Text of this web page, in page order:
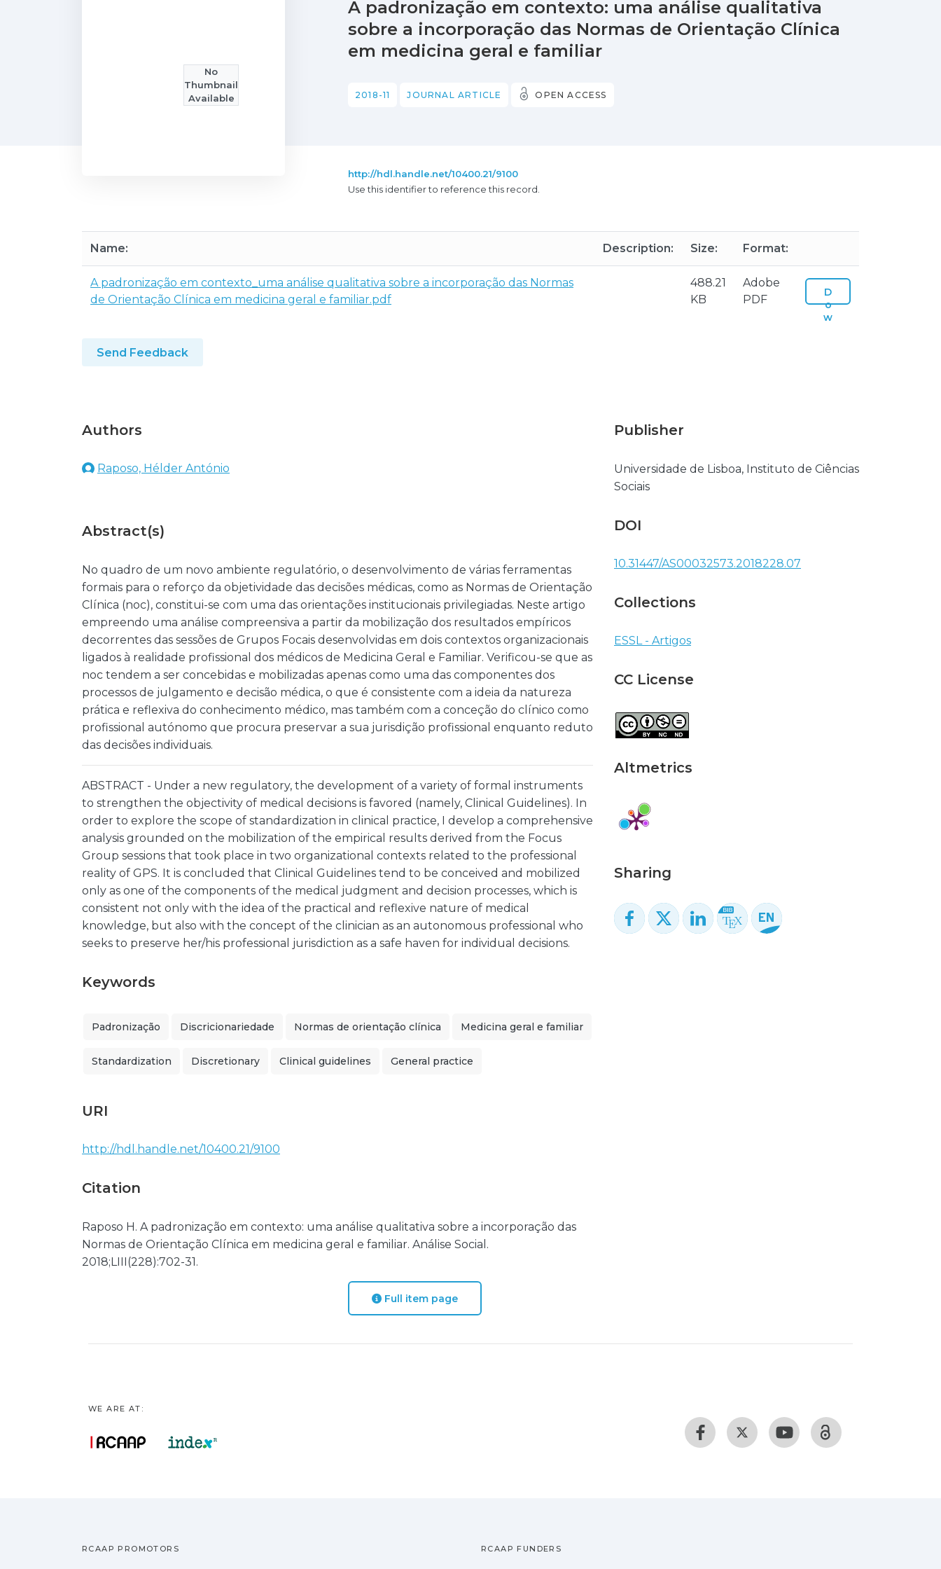
No
Thumbnail
Available
A padronização em contexto: uma análise qualitativa
sobre a incorporação das Normas de Orientação Clínica
em medicina geral e familiar
2018-11 JOURNAL ARTICLE OPEN ACCESS
http://hdl.handle.net/10400.21/9100
Use this identifier to reference this record.
Name: Description: Size: Format:
A padronização em contexto_uma análise qualitativa sobre a incorporação das Normas
de Orientação Clínica em medicina geral e familiar.pdf
488.21
KB
Adobe
PDF
D
o
w
Send Feedback
Authors
Raposo, Hélder António
Abstract(s)
No quadro de um novo ambiente regulatório, o desenvolvimento de várias ferramentas
formais para o reforço da objetividade das decisões médicas, como as Normas de Orientação
Clínica (noc), constitui-se com uma das orientações institucionais privilegiadas. Neste artigo
empreendo uma análise compreensiva a partir da mobilização dos resultados empíricos
decorrentes das sessões de Grupos Focais desenvolvidas em dois contextos organizacionais
ligados à realidade profissional dos médicos de Medicina Geral e Familiar. Verificou-se que as
noc tendem a ser concebidas e mobilizadas apenas como uma das componentes dos
processos de julgamento e decisão médica, o que é consistente com a ideia da natureza
prática e reflexiva do conhecimento médico, mas também com a conceção do clínico como
profissional autónomo que procura preservar a sua jurisdição profissional enquanto reduto
das decisões individuais.
ABSTRACT - Under a new regulatory, the development of a variety of formal instruments
to strengthen the objectivity of medical decisions is favored (namely, Clinical Guidelines). In
order to explore the scope of standardization in clinical practice, I develop a comprehensive
analysis grounded on the mobilization of the empirical results derived from the Focus
Group sessions that took place in two organizational contexts related to the professional
reality of GPS. It is concluded that Clinical Guidelines tend to be conceived and mobilized
only as one of the components of the medical judgment and decision processes, which is
consistent not only with the idea of the practical and reflexive nature of medical
knowledge, but also with the concept of the clinician as an autonomous professional who
seeks to preserve her/his professional jurisdiction as a safe haven for individual decisions.
Keywords
Padronização Discricionariedade Normas de orientação clínica Medicina geral e familiar
Standardization Discretionary Clinical guidelines General practice
URI
http://hdl.handle.net/10400.21/9100
Citation
Raposo H. A padronização em contexto: uma análise qualitativa sobre a incorporação das
Normas de Orientação Clínica em medicina geral e familiar. Análise Social.
2018;LIII(228):702-31.
Publisher
Universidade de Lisboa, Instituto de Ciências
Sociais
DOI
10.31447/AS00032573.2018228.07
Collections
ESSL - Artigos
CC License
Altmetrics
Sharing
Full item page
WE ARE AT:
RCAAP PROMOTORS RCAAP FUNDERS